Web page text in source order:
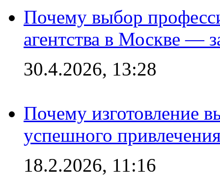
Почему выбор
агентства в Москве —
30.4.2026, 13:28
Почему изготовление
успешного
18.2.2026, 11:16